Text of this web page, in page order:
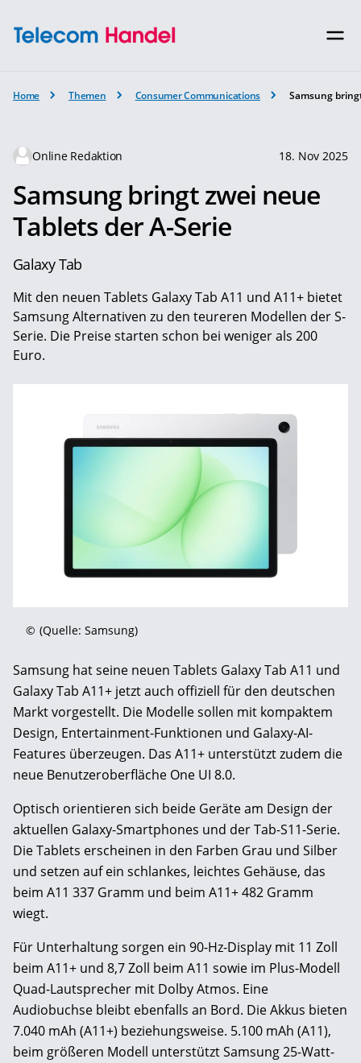
Home Themen Consumer Communications Samsung
Online Redaktion 18. Nov 2025
Samsung bringt zwei neue
Tablets der A-Serie
Galaxy Tab
Mit den neuen Tablets Galaxy Tab A11 und A11+ bietet
Samsung Alternativen zu den teureren Modellen der S-
Serie. Die Preise starten schon bei weniger als 200
Euro.
© (Quelle: Samsung)
Samsung hat seine neuen Tablets Galaxy Tab A11 und
Galaxy Tab A11+ jetzt auch offiziell für den deutschen
Markt vorgestellt. Die Modelle sollen mit kompaktem
Design, Entertainment-Funktionen und Galaxy-AI-
Features überzeugen. Das A11+ unterstützt zudem die
neue Benutzeroberfläche One UI 8.0.
Optisch orientieren sich beide Geräte am Design der
aktuellen Galaxy-Smartphones und der Tab-S11-Serie.
Die Tablets erscheinen in den Farben Grau und Silber
und setzen auf ein schlankes, leichtes Gehäuse, das
beim A11 337 Gramm und beim A11+ 482 Gramm
wiegt.
Für Unterhaltung sorgen ein 90-Hz-Display mit 11 Zoll
beim A11+ und 8,7 Zoll beim A11 sowie im Plus-Modell
Quad-Lautsprecher mit Dolby Atmos. Eine
Audiobuchse bleibt ebenfalls an Bord. Die Akkus bieten
7.040 mAh (A11+) beziehungsweise. 5.100 mAh (A11),
beim größeren Modell unterstützt Samsung 25-Watt-